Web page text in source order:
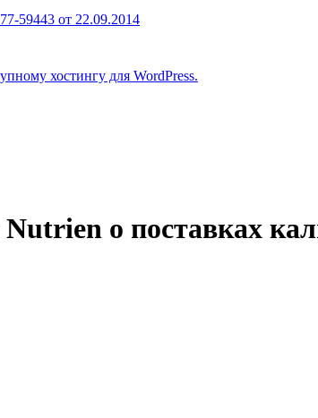
59443 от 22.09.2014
хостингу для WordPress.
о поставках